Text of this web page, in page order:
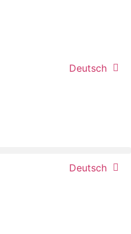
Deutsch
Deutsch